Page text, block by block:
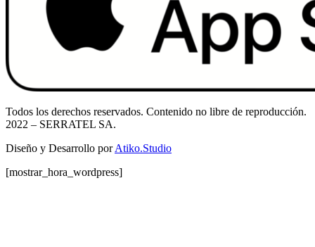
Todos los derechos reservados. Contenido no libre de reproducción.
2022 – SERRATEL SA.
Diseño y Desarrollo porAtiko.Studio
[mostrar_hora_wordpress]